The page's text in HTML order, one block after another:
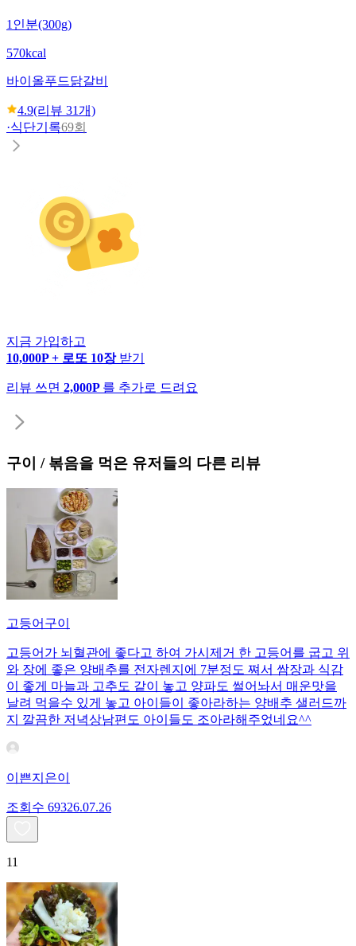
1인분(300g)
570kcal
바이올푸드닭갈비
4.9(리뷰 31개)
·식단기록69회
지금 가입하고
10,000P + 로또 10장 받기
리뷰 쓰면 2,000P 를 추가로 드려요
구이 / 볶음을 먹은 유저들의 다른 리뷰
고등어구이
고등어가 뇌혈관에 좋다고 하여 가시제거 한 고등어를 굽고 위
와 장에 좋은 양배추를 전자렌지에 7분정도 쪄서 쌈장과 식감
이 좋게 마늘과 고추도 같이 놓고 양파도 썰어놔서 매운맛을
날려 먹을수 있게 놓고 아이들이 좋아라하는 양배추 샐러드까
지 깔끔한 저녁상남편도 아이들도 조아라해주었네요^^
이쁜지은이
조회수 69326.07.26
11